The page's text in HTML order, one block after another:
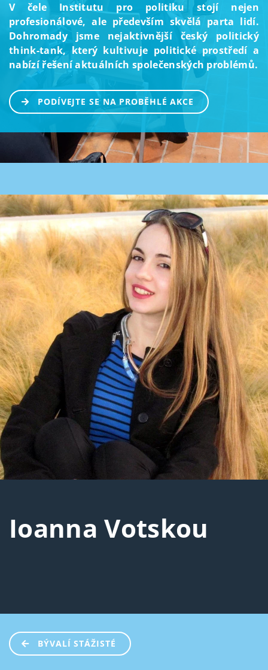
V čele Institutu pro politiku stojí nejen
profesionálové, ale především skvělá parta lidí.
Dohromady jsme nejaktivnější český politický
think-tank, který kultivuje politické prostředí a
nabízí řešení aktuálních společenských problémů.
PODÍVEJTE SE NA PROBĚHLÉ AKCE
Ioanna Votskou
BÝVALÍ STÁŽISTÉ